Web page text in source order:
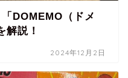
DOMEMO（ドメ
解説！
2024年12月2日